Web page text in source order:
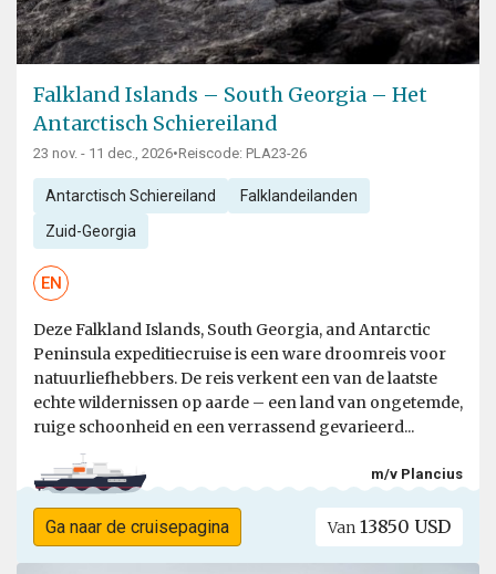
Falkland Islands – South Georgia – Het
Antarctisch Schiereiland
23 nov. - 11 dec., 2026•Reiscode: PLA23-26
Antarctisch Schiereiland Falklandeilanden
Zuid-Georgia
EN
Deze Falkland Islands, South Georgia, and Antarctic
Peninsula expeditiecruise is een ware droomreis voor
natuurliefhebbers. De reis verkent een van de laatste
echte wildernissen op aarde – een land van ongetemde,
ruige schoonheid en een verrassend gevarieerd...
m/v Plancius
Ga naar de cruisepagina Van 13850 USD